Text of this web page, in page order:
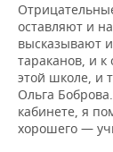
оставляют и
высказывают
тараканов, и
этой школе, и
Ольга
кабинете, я
хорошего —